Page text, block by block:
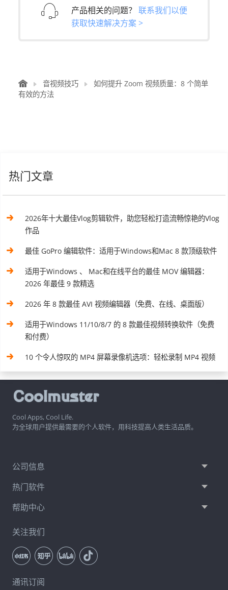
产品相关的问题？ 联系我们以便
获取快速解决方案 >
音视频技巧
如何提升 Zoom 视频质量：8 个简单
有效的方法
热门文章
2026年十大最佳Vlog剪辑软件，助您轻松打造流畅惊艳的Vlog
作品
最佳 GoPro 编辑软件：适用于Windows和Mac 8 款顶级软件
适用于Windows 、 Mac和在线平台的最佳 MOV 编辑器：
2026 年最佳 9 款精选
2026 年 8 款最佳 AVI 视频编辑器（免费、在线、桌面版）
适用于Windows 11/10/8/7 的 8 款最佳视频转换软件（免费
和付费）
10 个令人惊叹的 MP4 屏幕录像机选项：轻松录制 MP4 视频
Cool Apps, Cool Life.
为全球用户提供最需要的个人软件，用科技提高人类生活品质。
公司信息
热门软件
帮助中心
关注我们
通讯订阅